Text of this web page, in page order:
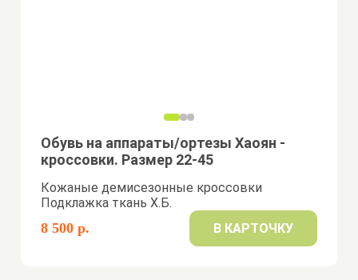
Обувь на аппараты/ортезы Хаоян -
кроссовки. Размер 22-45
Кожаные демисезонные кроссовки
Подклажка ткань Х.Б.
8 500 р. В КАРТОЧКУ